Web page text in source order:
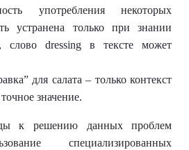
употребления некоторых
устранена только при знании
слово dressing в тексте может
для салата – только контекст
значение.
к решению данных проблем
специализированных